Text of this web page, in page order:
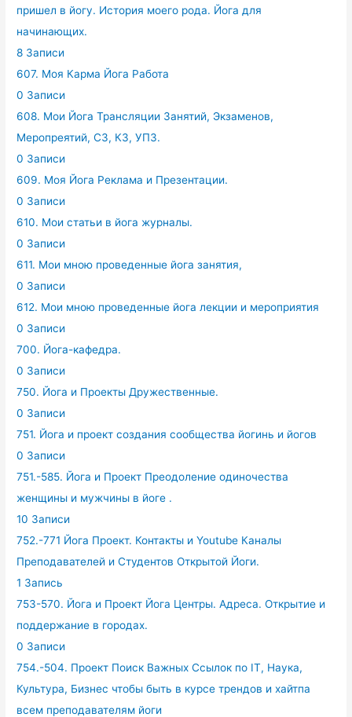
пришел в йогу. История моего рода. Йога для
начинающих.
8 Записи
607. Моя Карма Йога Работа
0 Записи
608. Мои Йога Трансляции Занятий, Экзаменов,
Меропреятий, СЗ, КЗ, УПЗ.
0 Записи
609. Моя Йога Реклама и Презентации.
0 Записи
610. Мои статьи в йога журналы.
0 Записи
611. Мои мною проведенные йога занятия,
0 Записи
612. Мои мною проведенные йога лекции и мероприятия
0 Записи
700. Йога-кафедра.
0 Записи
750. Йога и Проекты Дружественные.
0 Записи
751. Йога и проект создания сообщества йогинь и йогов
0 Записи
751.-585. Йога и Проект Преодоление одиночества
женщины и мужчины в йоге .
10 Записи
752.-771 Йога Проект. Контакты и Youtube Каналы
Преподавателей и Студентов Открытой Йоги.
1 Запись
753-570. Йога и Проект Йога Центры. Адреса. Открытие и
поддержание в городах.
0 Записи
754.-504. Проект Поиск Важных Ссылок по IT, Наука,
Культура, Бизнес чтобы быть в курсе трендов и хайтпа
всем преподавателям йоги